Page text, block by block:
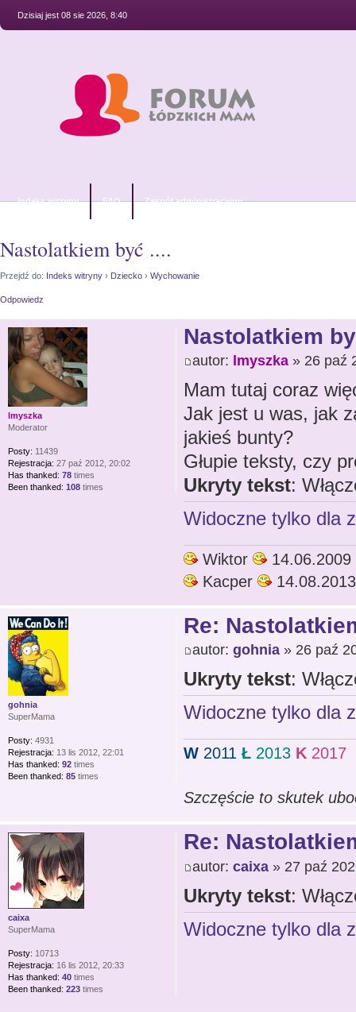
Dzisiaj jest 08 sie 2026, 8:40
Indeks witryny FAQ Zespół administracyjny
Nastolatkiem być ....
Przejdź do: Indeks witryny › Dziecko › Wychowanie
Odpowiedz
Nastolatkiem
autor: lmyszka» 26 paź
Mam tutaj coraz
Jak jest u was, jak
jakieś bunty?
Głupie teksty, czy
Ukryty tekst:
Widoczne tylko dla
Wiktor
14.06.2009
Kacper
14.08.2013
lmyszka
Moderator
Posty: 11439
Rejestracja: 27 paź 2012, 20:02
Has thanked: 78 times
Been thanked: 108 times
Re:
autor: gohnia» 26 paź
Ukryty tekst:
Widoczne tylko dla
W2011 Ł2013 K2017
Szczęście to skutek
gohnia
SuperMama
Posty: 4931
Rejestracja: 13 lis 2012, 22:01
Has thanked: 92 times
Been thanked: 85 times
Re:
autor: caixa» 27 paź
Ukryty tekst:
Widoczne tylko dla
caixa
SuperMama
Posty: 10713
Rejestracja: 16 lis 2012, 20:33
Has thanked: 40 times
Been thanked: 223 times